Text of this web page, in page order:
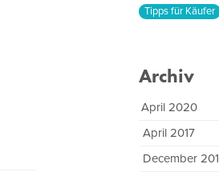
Tipps für Käufer
Archiv
April 2020
April 2017
December